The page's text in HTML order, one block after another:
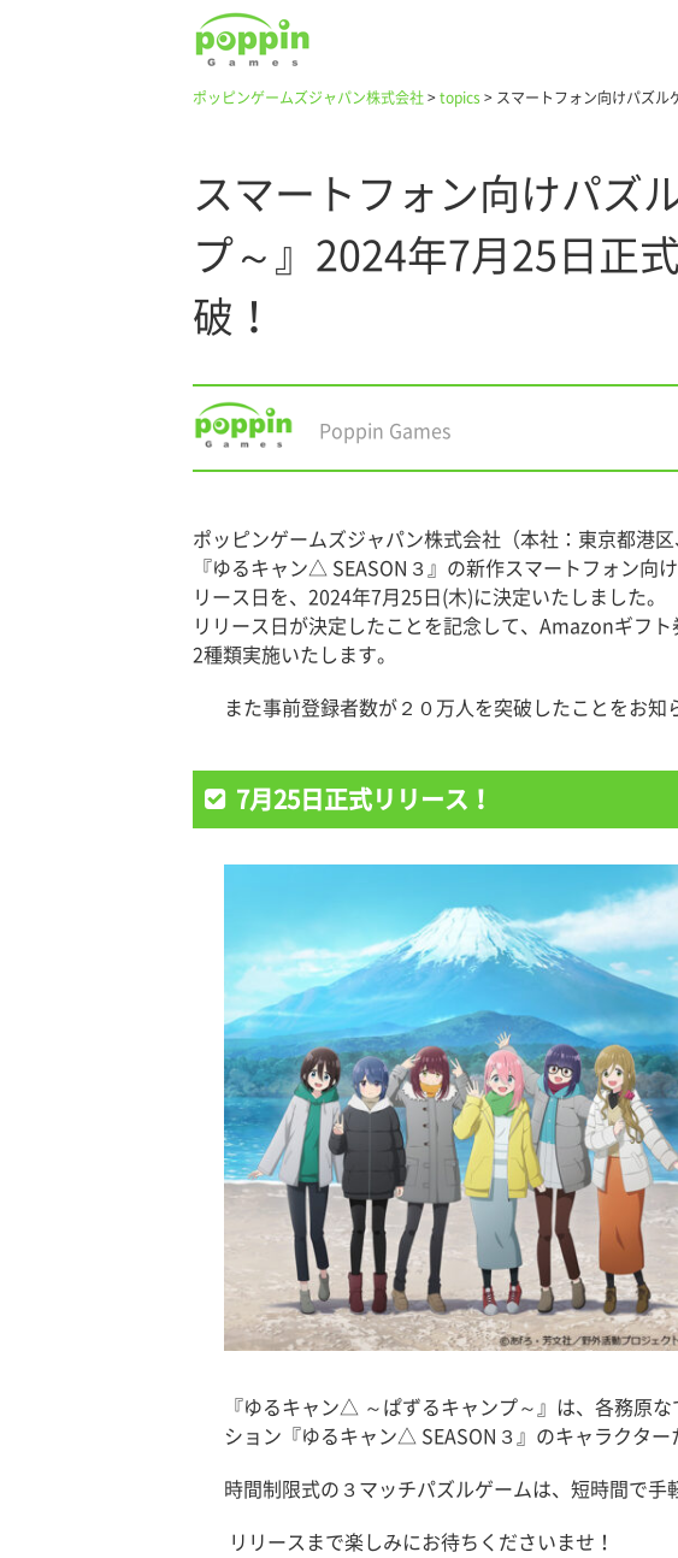
ポッピンゲームズジャパン株式会社 > topics > スマートフォン向けパズ
スマートフォン向けパズ
プ～』2024年7月25日正
破！
Poppin Games
ポッピンゲームズジャパン株式会社（本社：東京都港
『ゆるキャン△ SEASON３』の新作スマートフォン
リース日を、2024年7月25日(木)に決定いたしました。
リリース日が決定したことを記念して、Amazonギフ
2種類実施いたします。
また事前登録者数が２０万人を突破したことをお知
7月25日正式リリース！
『ゆるキャン△ ～ぱずるキャンプ～』は、各務原
ション『ゆるキャン△ SEASON３』のキャラクター
時間制限式の３マッチパズルゲームは、短時間で手
リリースまで楽しみにお待ちくださいませ！